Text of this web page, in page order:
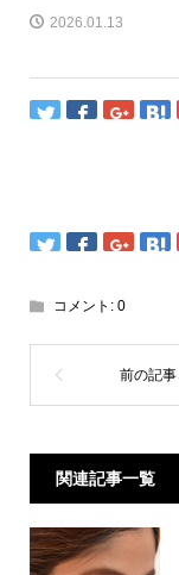
2026.01.13
コメント: 0
関連記事一覧